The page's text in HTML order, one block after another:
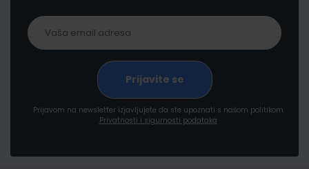
Prijavom na newsletter izjavljujete da ste upoznati s našom politikom
Privatnosti i sigurnosti podataka